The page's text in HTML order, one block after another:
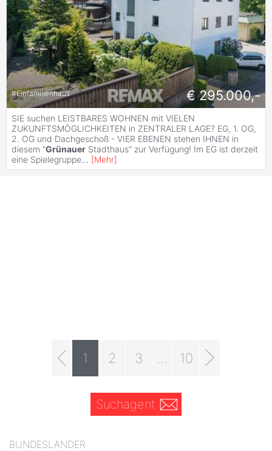
#Einfamilienhaus € 295.000,-
SIE suchen LEISTBARES WOHNEN mit VIELEN
ZUKUNFTSMÖGLICHKEITEN in ZENTRALER LAGE? EG, 1. OG,
2. OG und Dachgeschoß - VIER EBENEN stehen IHNEN in
diesem "Grünauer Stadthaus" zur Verfügung! Im EG ist derzeit
eine Spielegruppe... [Mehr]
1 2 3 10
Suchagent
BUNDESLÄNDER